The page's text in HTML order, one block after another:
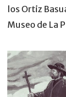
los Ortiz
Museo de La